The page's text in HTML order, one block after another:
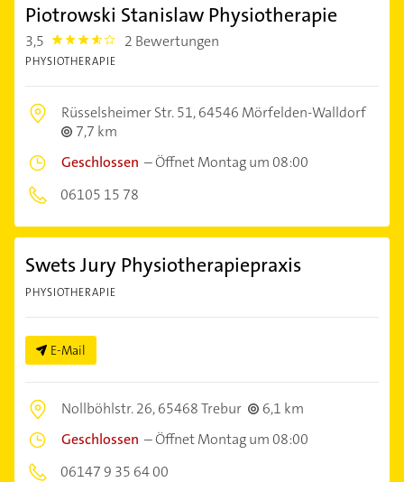
Piotrowski Stanislaw Physiotherapie
3,5 3.5 2 Bewertungen
PHYSIOTHERAPIE
Rüsselsheimer Str. 51,64546 Mörfelden-Walldorf
7,7 km
Geschlossen –Öffnet Montag um 08:00
06105 15 78
Swets Jury Physiotherapiepraxis
PHYSIOTHERAPIE
E-Mail
Nollböhlstr. 26,65468 Trebur
6,1 km
Geschlossen –Öffnet Montag um 08:00
06147 9 35 64 00